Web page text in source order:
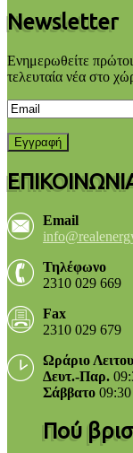
Newsletter
Ενημερωθείτε
τελευταία νέα στο
Email
Τηλέφωνο
2310 029 669
Fax
2310 029 679
Ωράριο
Δευτ.-Παρ.
Σάββατο
Πού